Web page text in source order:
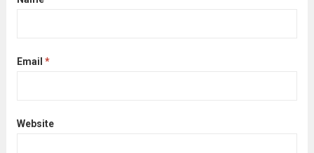
Email *
Website